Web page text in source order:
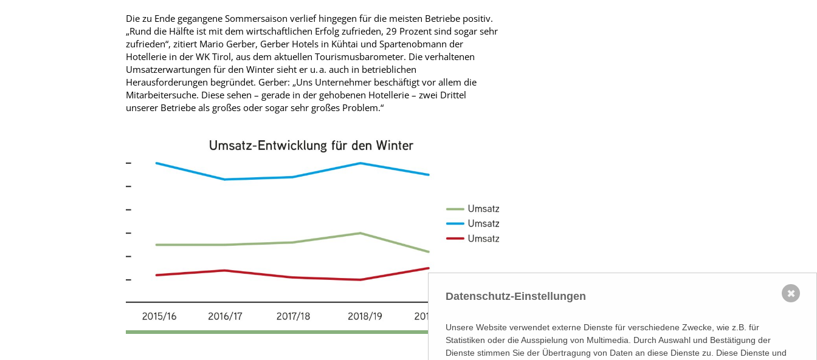
Die zu Ende gegangene Sommersaison verlief hingegen für die meisten Betriebe positiv.
„Rund die Hälfte ist mit dem wirtschaftlichen Erfolg zufrieden, 29 Prozent sind sogar sehr
zufrieden“, zitiert Mario Gerber, Gerber Hotels in Kühtai und Spartenobmann der
Hotellerie in der WK Tirol, aus dem aktuellen Tourismusbarometer. Die verhaltenen
Umsatzerwartungen für den Winter sieht er u. a. auch in betrieblichen
Herausforderungen begründet. Gerber: „Uns Unternehmer beschäftigt vor allem die
Mitarbeitersuche. Diese sehen – gerade in der gehobenen Hotellerie – zwei Drittel
unserer Betriebe als großes oder sogar sehr großes Problem.“
Datenschutz-Einstellungen
Unsere Website verwendet externe Dienste für verschiedene Zwecke, wie z.B. für
Statistiken oder die Ausspielung von Multimedia. Durch Auswahl und Bestätigung der
Dienste stimmen Sie der Übertragung von Daten an diese Dienste zu. Diese Dienste und
✖